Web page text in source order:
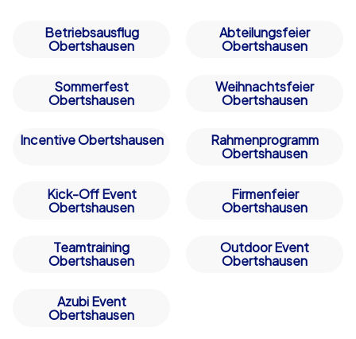
Betriebsausflug
Obertshausen
Abteilungsfeier
Obertshausen
Sommerfest
Obertshausen
Weihnachtsfeier
Obertshausen
Incentive Obertshausen
Rahmenprogramm
Obertshausen
Kick-Off Event
Obertshausen
Firmenfeier
Obertshausen
Teamtraining
Obertshausen
Outdoor Event
Obertshausen
Azubi Event
Obertshausen